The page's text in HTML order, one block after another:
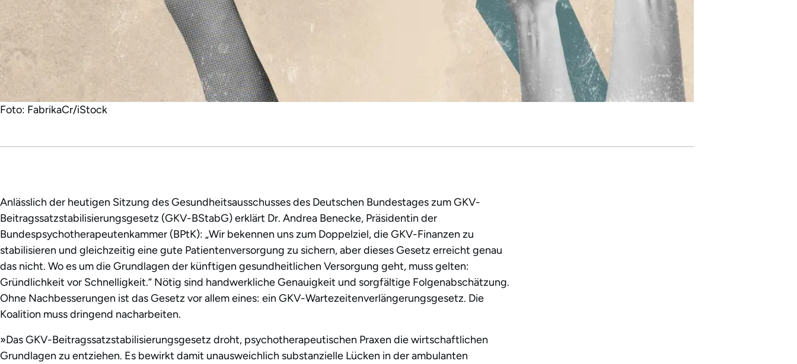
Foto: FabrikaCr/iStock
Anlässlich der heutigen Sitzung des Gesundheitsausschusses des Deutschen Bundestages zum GKV-
Beitragssatzstabilisierungsgesetz (GKV-BStabG) erklärt Dr. Andrea Benecke, Präsidentin der
Bundespsychotherapeutenkammer (BPtK): „Wir bekennen uns zum Doppelziel, die GKV-Finanzen zu
stabilisieren und gleichzeitig eine gute Patientenversorgung zu sichern, aber dieses Gesetz erreicht genau
das nicht. Wo es um die Grundlagen der künftigen gesundheitlichen Versorgung geht, muss gelten:
Gründlichkeit vor Schnelligkeit.“ Nötig sind handwerkliche Genauigkeit und sorgfältige Folgenabschätzung.
Ohne Nachbesserungen ist das Gesetz vor allem eines: ein GKV-Wartezeitenverlängerungsgesetz. Die
Koalition muss dringend nacharbeiten.
»Das GKV-Beitragssatzstabilisierungsgesetz droht, psychotherapeutischen Praxen die wirtschaftlichen
Grundlagen zu entziehen. Es bewirkt damit unausweichlich substanzielle Lücken in der ambulanten